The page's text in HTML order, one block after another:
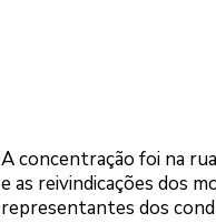
A concentração foi na
e as reivindicações dos
representantes dos